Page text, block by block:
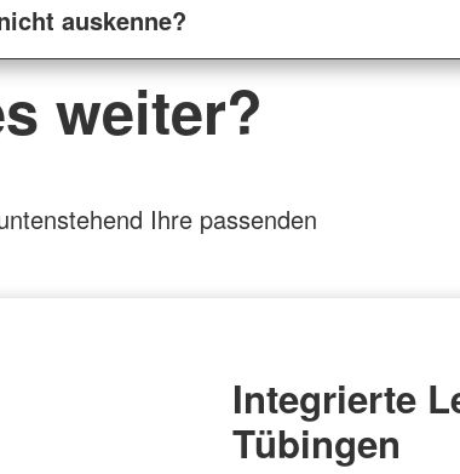
auskenne?
weiter?
Ihre passenden
Integrierte
Tübingen